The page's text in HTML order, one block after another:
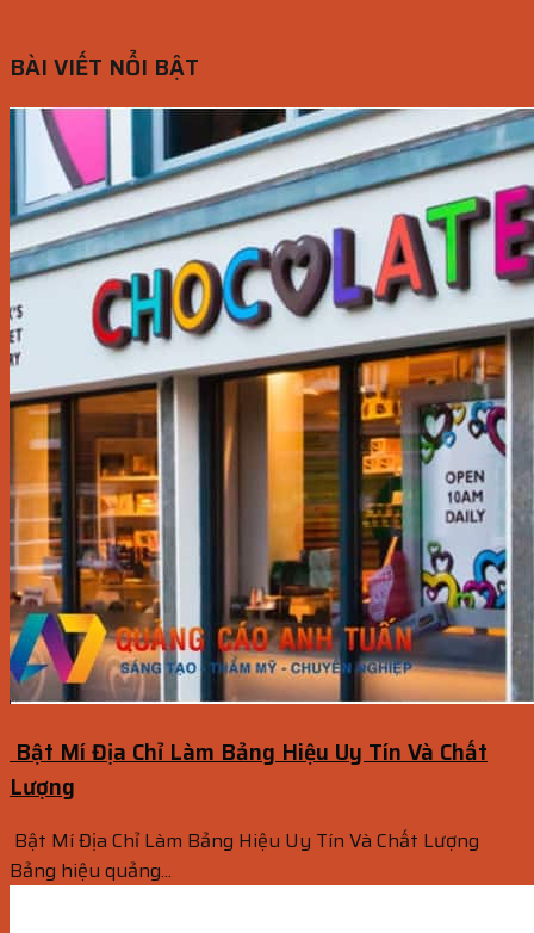
BÀI VIẾT NỔI BẬT
Bật Mí Địa Chỉ Làm Bảng Hiệu Uy Tín Và Chất
Lượng
Bật Mí Địa Chỉ Làm Bảng Hiệu Uy Tín Và Chất Lượng
Bảng hiệu quảng...